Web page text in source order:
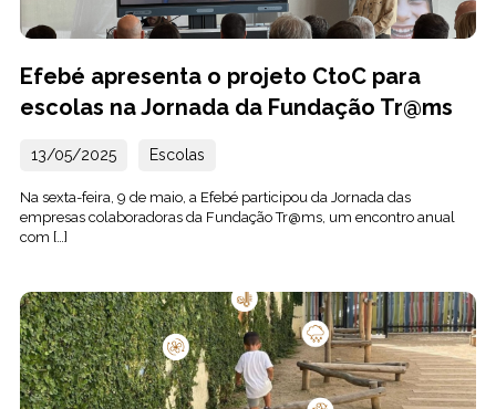
Efebé apresenta o projeto CtoC para
escolas na Jornada da Fundação Tr@ms
13/05/2025 Escolas
Na sexta-feira, 9 de maio, a Efebé participou da Jornada das
empresas colaboradoras da Fundação Tr@ms, um encontro anual
com […]